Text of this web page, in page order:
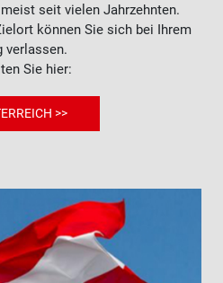
seit vielen Jahrzehnten.
können Sie sich bei Ihrem
verlassen.
Sie hier:
>>